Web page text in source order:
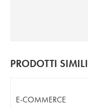
PRODOTTI SIMILI
E-COMMERCE